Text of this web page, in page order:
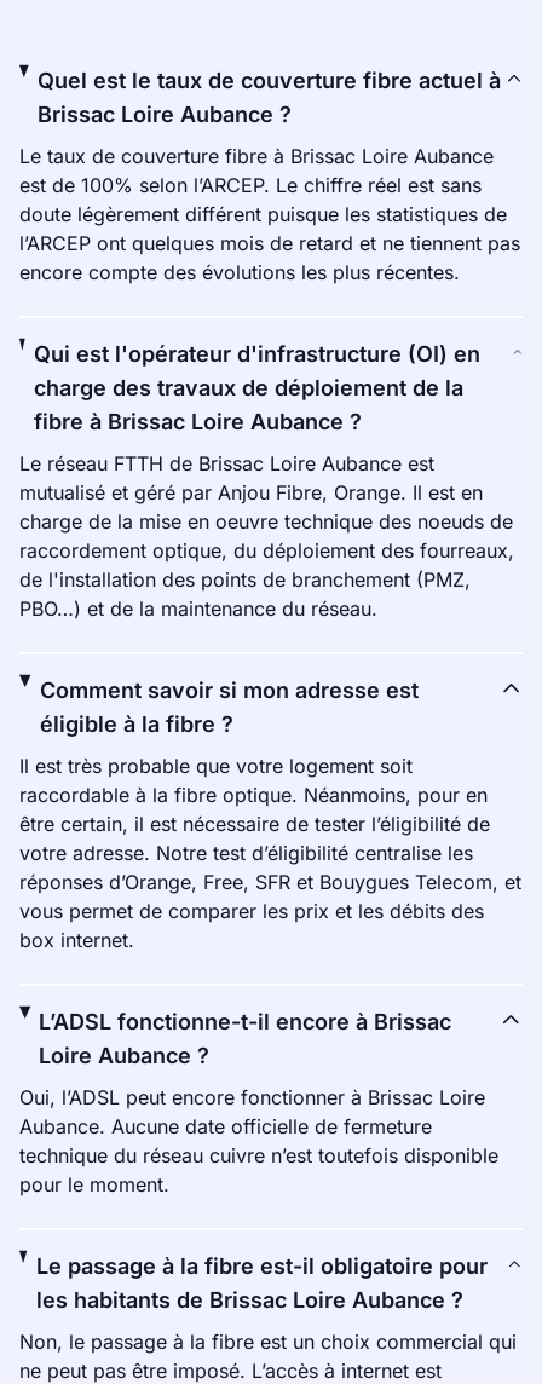
Quel est le taux de couverture fibre actuel à
Brissac Loire Aubance ?
Le taux de couverture fibre à Brissac Loire Aubance
est de 100% selon l’ARCEP. Le chiffre réel est sans
doute légèrement différent puisque les statistiques de
l’ARCEP ont quelques mois de retard et ne tiennent pas
encore compte des évolutions les plus récentes.
Qui est l'opérateur d'infrastructure (OI) en
charge des travaux de déploiement de la
fibre à Brissac Loire Aubance ?
Le réseau FTTH de Brissac Loire Aubance est
mutualisé et géré par Anjou Fibre, Orange. Il est en
charge de la mise en oeuvre technique des noeuds de
raccordement optique, du déploiement des fourreaux,
de l'installation des points de branchement (PMZ,
PBO…) et de la maintenance du réseau.
Comment savoir si mon adresse est
éligible à la fibre ?
Il est très probable que votre logement soit
raccordable à la fibre optique. Néanmoins, pour en
être certain, il est nécessaire de tester l’éligibilité de
votre adresse. Notre test d’éligibilité centralise les
réponses d’Orange, Free, SFR et Bouygues Telecom, et
vous permet de comparer les prix et les débits des
box internet.
L’ADSL fonctionne-t-il encore à Brissac
Loire Aubance ?
Oui, l’ADSL peut encore fonctionner à Brissac Loire
Aubance. Aucune date officielle de fermeture
technique du réseau cuivre n’est toutefois disponible
pour le moment.
Le passage à la fibre est-il obligatoire pour
les habitants de Brissac Loire Aubance ?
Non, le passage à la fibre est un choix commercial qui
ne peut pas être imposé. L’accès à internet est